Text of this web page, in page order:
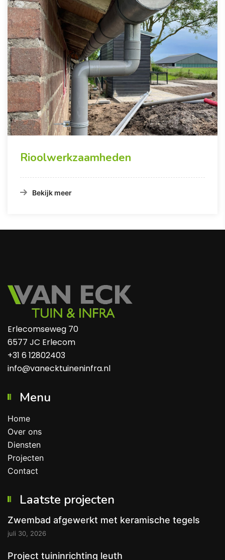
Rioolwerkzaamheden
Bekijk meer
Erlecomseweg 70
6577 JC Erlecom
+31 6 12802403
info@vanecktuineninfra.nl
Menu
Home
Over ons
Diensten
Projecten
Contact
Laatste projecten
Zwembad afgewerkt met keramische tegels
juli 30, 2026
Project tuininrichting leuth